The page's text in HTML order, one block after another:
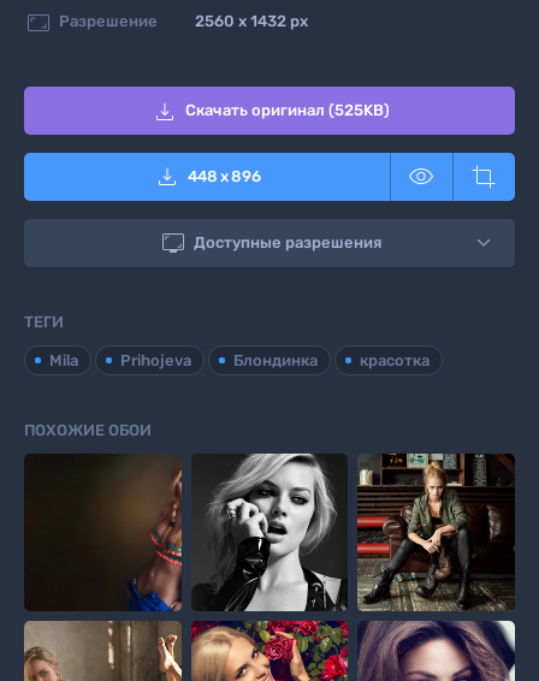
 Разрешение 2560 x 1432 px
 Скачать оригинал (525KB)
 448 x896  
 Доступные разрешения
ТЕГИ
Mila Prihojeva Блондинка красотка
ПОХОЖИЕ ОБОИ